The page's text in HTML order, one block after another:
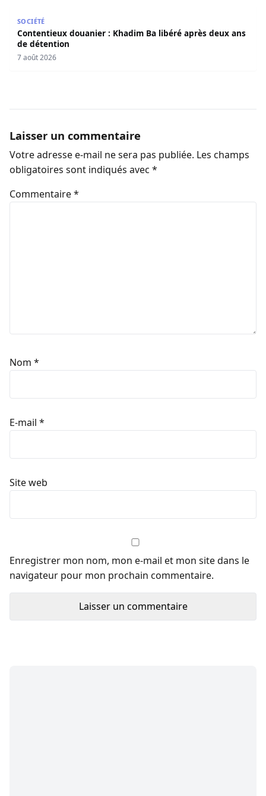
SOCIÉTÉ
Contentieux douanier : Khadim Ba libéré après deux ans
de détention
7 août 2026
Laisser un commentaire
Votre adresse e-mail ne sera pas publiée. Les champs
obligatoires sont indiqués avec *
Commentaire*
Nom *
E-mail *
Site web
Enregistrer mon nom, mon e-mail et mon site dans le
navigateur pour mon prochain commentaire.